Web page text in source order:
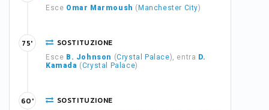
Esce Omar Marmoush ( Manchester City)
SOSTITUZIONE
Esce B. Johnson (Crystal Palace), entra D.
Kamada (Crystal Palace)
75'
SOSTITUZIONE
60'